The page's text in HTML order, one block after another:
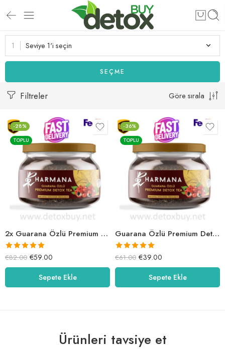
Seviye 1'i seçin
SEÇME
Filtreler Göre sırala
-28%
TOPLU
2x Guarana Özlü Premium Detox Tea
5 üzerinden
5.00oy aldı
€82.00 €59.00
Sepete Ekle
-36%
TOPLU
Guarana Özlü Premium Detox Tea
5 üzerinden
5.00oy aldı
€61.00 €39.00
Sepete Ekle
Ürünleri tavsiye et